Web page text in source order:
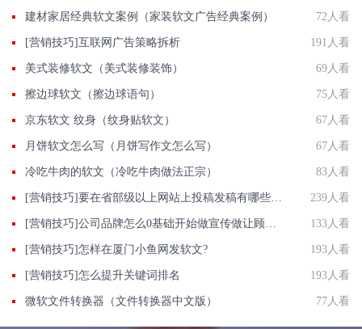
建材家居经典软文案例（家装软文广告经典案例） 72人看
[营销技巧]互联网广告策略拆析 191人看
美式装修软文（美式装修装饰） 69人看
擦边球软文（擦边球语句） 75人看
京东软文 纹身（纹身贴软文） 67人看
月饼软文怎么写（月饼写作文怎么写） 67人看
冷吃牛肉的软文（冷吃牛肉做法正宗） 83人看
[营销技巧]要在省部级以上网站上投稿发稿有哪些渠道？ 239人看
[营销技巧]公司品牌怎么0基础开始做宣传做让顾客信任的口碑企业品牌 133人看
[营销技巧]怎样在厦门小鱼网发软文? 193人看
[营销技巧]怎么提升关键词排名 193人看
微软文件转换器（文件转换器中文版） 77人看